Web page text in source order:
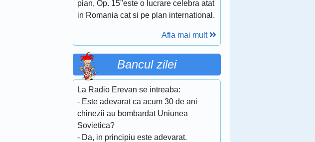
pian, Op. 15''este o lucrare celebra atat
in Romania cat si pe plan international.
Afla mai mult
Bancul zilei
La Radio Erevan se intreaba:
- Este adevarat ca acum 30 de ani
chinezii au bombardat Uniunea
Sovietica?
- Da, in principiu este adevarat.